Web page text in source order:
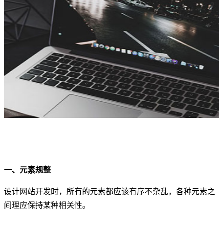
一、元素规整
设计网站开发时，所有的元素都应该有序不杂乱，各种元素之
间理应保持某种相关性。